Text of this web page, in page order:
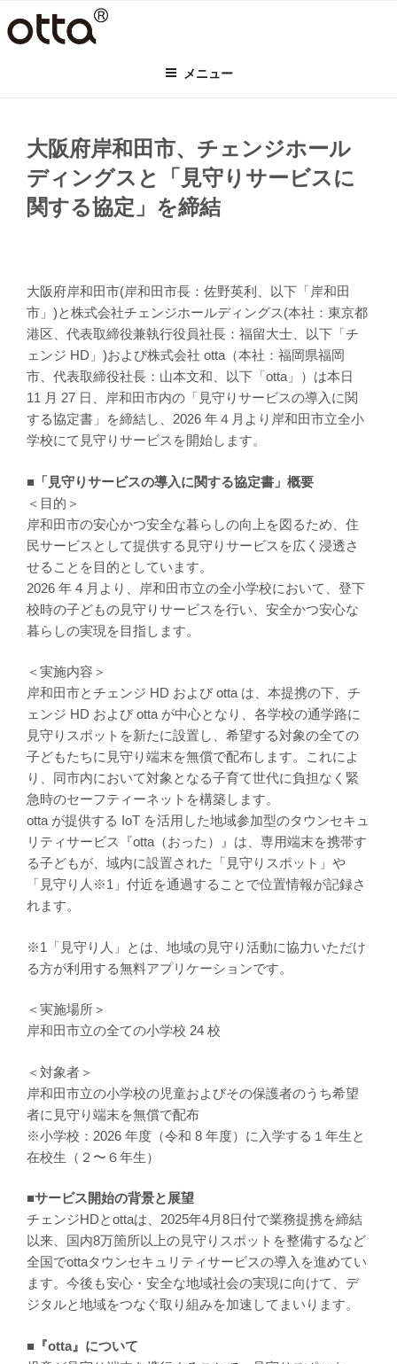
ン
メニュー
⼤阪府岸和⽥市、チェンジホール
ディングスと「⾒守りサービスに
関する協定」を締結
⼤阪府岸和⽥市(岸和⽥市⻑：佐野英利、以下「岸和⽥
市」)と株式会社チェンジホールディングス(本社：東京都
港区、代表取締役兼執⾏役員社⻑：福留⼤⼠、以下「チ
ェンジ HD」)および株式会社 otta（本社：福岡県福岡
市、代表取締役社⻑：⼭本⽂和、以下「otta」）は本⽇
11 ⽉ 27 ⽇、岸和⽥市内の「⾒守りサービスの導⼊に関
する協定書」を締結し、2026 年４⽉より岸和⽥市⽴全⼩
学校にて⾒守りサービスを開始します。
■「見守りサービスの導入に関する協定書」概要
＜目的＞
岸和⽥市の安⼼かつ安全な暮らしの向上を図るため、住
⺠サービスとして提供する⾒守りサービスを広く浸透さ
せることを⽬的としています。
2026 年 4 ⽉より、岸和⽥市⽴の全⼩学校において、登下
校時の⼦どもの⾒守りサービスを⾏い、安全かつ安⼼な
暮らしの実現を⽬指します。
＜実施内容＞
岸和⽥市とチェンジ HD および otta は、本提携の下、チ
ェンジ HD および otta が中⼼となり、各学校の通学路に
⾒守りスポットを新たに設置し、希望する対象の全ての
⼦どもたちに⾒守り端末を無償で配布します。これによ
り、同市内において対象となる⼦育て世代に負担なく緊
急時のセーフティーネットを構築します。
otta が提供する IoT を活⽤した地域参加型のタウンセキュ
リティサービス『otta（おった）』は、専⽤端末を携帯す
る⼦どもが、域内に設置された「⾒守りスポット」や
「⾒守り⼈※1」付近を通過することで位置情報が記録さ
れます。
※1「見守り人」とは、地域の見守り活動に協力いただけ
る方が利用する無料アプリケーションです。
＜実施場所＞
岸和⽥市⽴の全ての⼩学校 24 校
＜対象者＞
岸和⽥市⽴の⼩学校の児童およびその保護者のうち希望
者に⾒守り端末を無償で配布
※⼩学校：2026 年度（令和 8 年度）に⼊学する１年⽣と
在校⽣（２〜６年⽣）
■サービス開始の背景と展望
チェンジHDとottaは、2025年4月8日付で業務提携を締結
以来、国内8万箇所以上の見守りスポットを整備するなど
全国でottaタウンセキュリティサービスの導入を進めてい
ます。今後も安心・安全な地域社会の実現に向けて、デ
ジタルと地域をつなぐ取り組みを加速してまいります。
■『otta』について